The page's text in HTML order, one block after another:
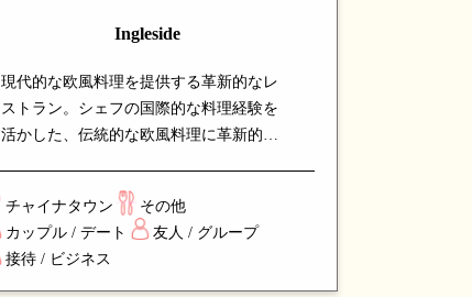
Ingleside
現代的な欧風料理を提供する革新的なレ
ストラン。シェフの国際的な料理経験を
活かした、伝統的な欧風料理に革新的な
特徴。エレガントな空間で楽しむ、洗練
されたダイニング体験を求める食通から
高い評価を得ているスポットです。
チャイナタウン
その他
カップル / デート
友人 / グループ
接待 / ビジネス